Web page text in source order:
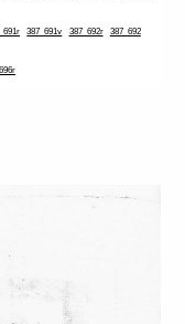
387_691v 387_692r 387_692